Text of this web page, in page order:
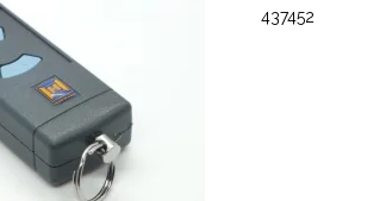
437452